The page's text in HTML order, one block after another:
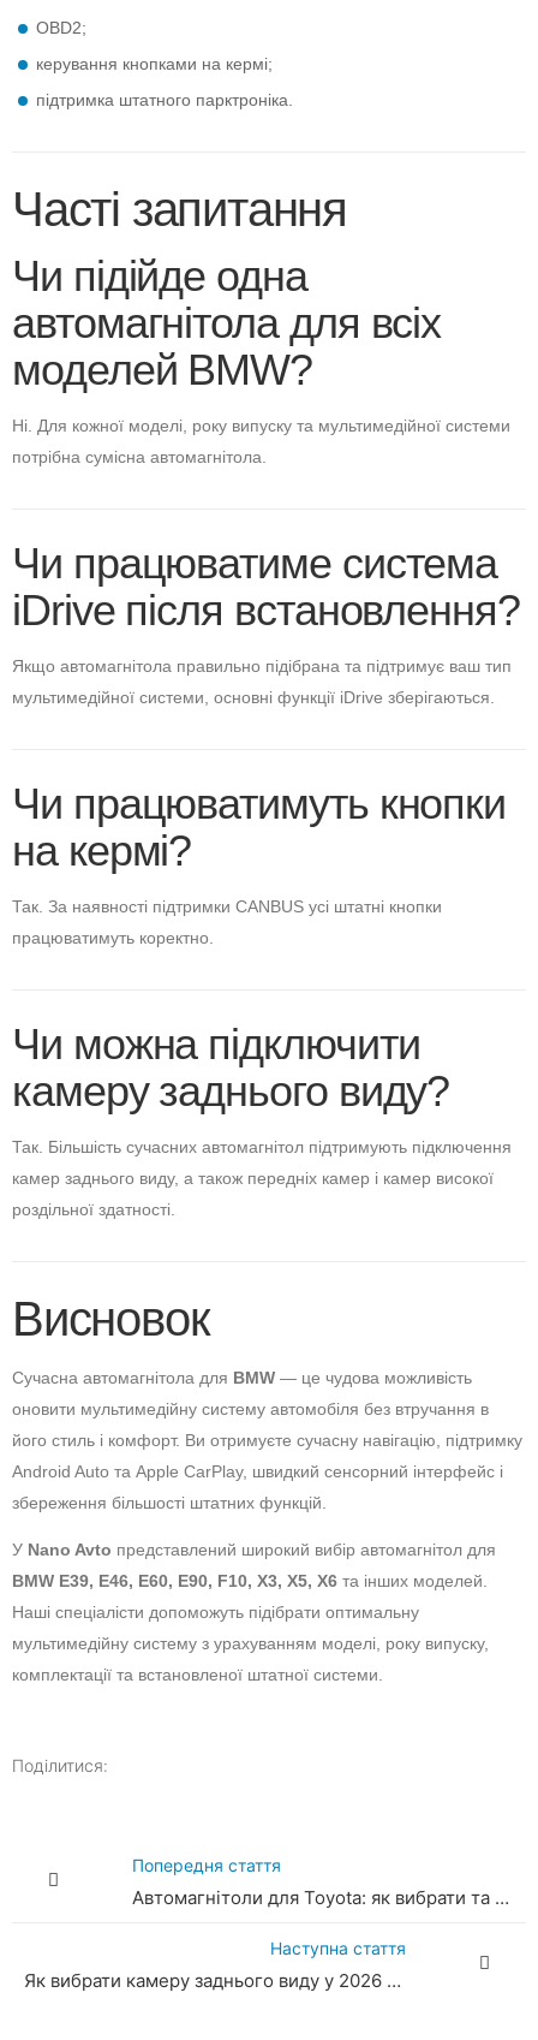
OBD2;
керування кнопками на кермі;
підтримка штатного парктроніка.
Часті запитання
Чи підійде одна
автомагнітола для всіх
моделей BMW?
Ні. Для кожної моделі, року випуску та мультимедійної системи
потрібна сумісна автомагнітола.
Чи працюватиме система
iDrive після встановлення?
Якщо автомагнітола правильно підібрана та підтримує ваш тип
мультимедійної системи, основні функції iDrive зберігаються.
Чи працюватимуть кнопки
на кермі?
Так. За наявності підтримки CANBUS усі штатні кнопки
працюватимуть коректно.
Чи можна підключити
камеру заднього виду?
Так. Більшість сучасних автомагнітол підтримують підключення
камер заднього виду, а також передніх камер і камер високої
роздільної здатності.
Висновок
Сучасна автомагнітола для BMW — це чудова можливість
оновити мультимедійну систему автомобіля без втручання в
його стиль і комфорт. Ви отримуєте сучасну навігацію, підтримку
Android Auto та Apple CarPlay, швидкий сенсорний інтерфейс і
збереження більшості штатних функцій.
У Nano Avto представлений широкий вибір автомагнітол для
BMW E39, E46, E60, E90, F10, X3, X5, X6 та інших моделей.
Наші спеціалісти допоможуть підібрати оптимальну
мультимедійну систему з урахуванням моделі, року випуску,
комплектації та встановленої штатної системи.
Поділитися:
Попередня стаття
Автомагнітоли для Toyota: як вибрати та яку купити у 2026 році
Наступна стаття
Як вибрати камеру заднього виду у 2026 році: повний експертний гід